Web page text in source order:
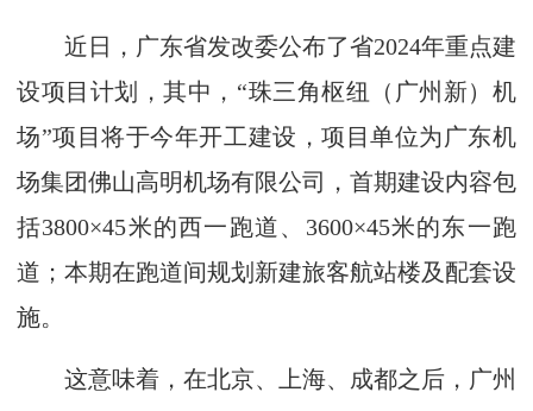
近日，广东省发改委公布了省2024年重点建
设项目计划，其中，“珠三角枢纽（广州新）机
场”项目将于今年开工建设，项目单位为广东机
场集团佛山高明机场有限公司，首期建设内容包
括3800×45米的西一跑道、3600×45米的东一跑
道；本期在跑道间规划新建旅客航站楼及配套设
施。
这意味着，在北京、上海、成都之后，广州